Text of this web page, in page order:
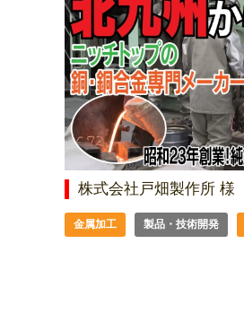
株式会社戸畑製作所 様
金属加工 製品・技術開発